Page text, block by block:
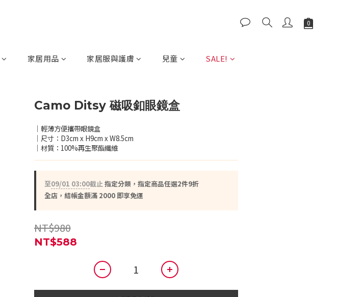
家居用品 家居服與護膚 兒童 SALE!
Camo Ditsy 磁吸釦眼鏡盒
｜輕薄方便攜帶眼鏡盒
｜尺寸：D3cm x H9cm x W8.5cm
｜材質：100%再生聚酯纖維
至09/01 03:00截止指定分類，指定商品任選2件9折
全店，結帳金額滿 2000 即享免運
NT$980
NT$588